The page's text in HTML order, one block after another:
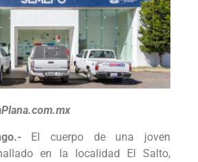
El cuerpo de una joven
en la localidad El Salto,